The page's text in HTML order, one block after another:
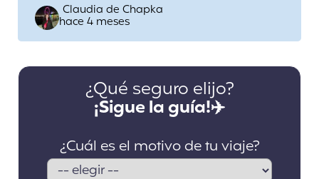
Posted
by
Claudia de Chapka
hace 4 meses